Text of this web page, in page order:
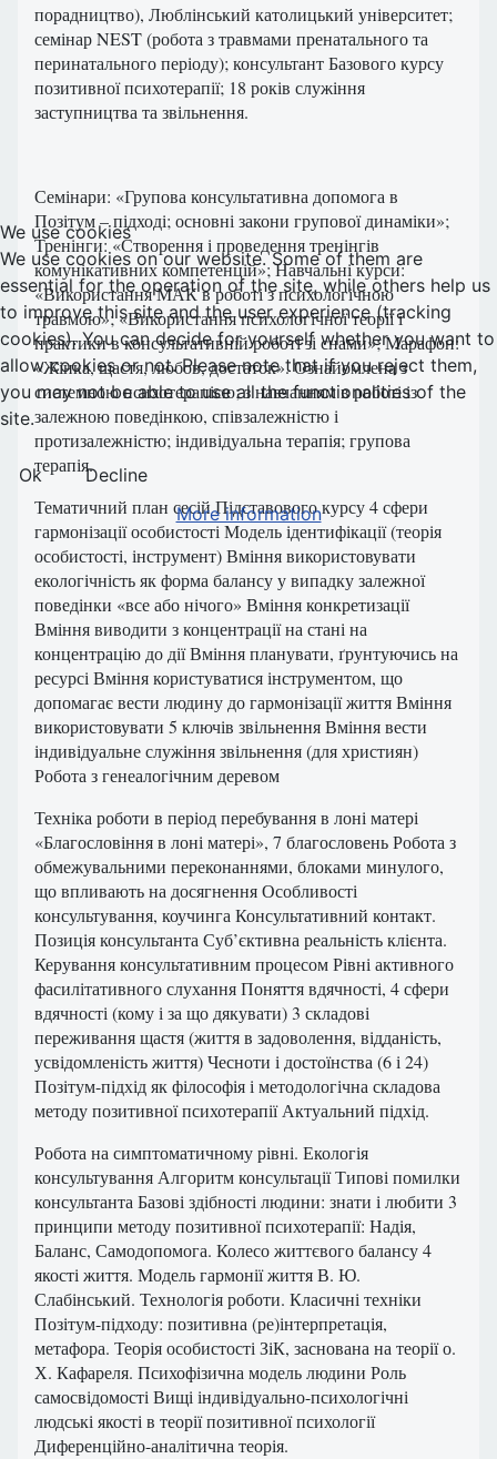
порадництво), Люблінський католицький університет;
семінар NEST (робота з травмами пренатального та
перинатального періоду); консультант Базового курсу
позитивної психотерапії; 18 років служіння
заступництва та звільнення.
Семінари: «Групова консультативна допомога в
Позітум – підході; основні закони групової динаміки»;
Тренінги: «Створення і проведення тренінгів
комунікативних компетенцій»; Навчальні курси:
«Використання МАК в роботі з психологічною
травмою»; «Використання психологічної теорії і
практики в консультативній роботі зі снами»; Марафон:
«Жінка, щастя, любов, достаток». Ознайомлена з
системною психотерапією; з навчанням в роботі із
залежною поведінкою, співзалежністю і
протизалежністю; індивідуальна терапія; групова
терапія.
Тематичний план сесій Підставового курсу 4 сфери
гармонізації особистості Модель ідентифікації (теорія
особистості, інструмент) Вміння використовувати
екологічність як форма балансу у випадку залежної
поведінки «все або нічого» Вміння конкретизації
Вміння виводити з концентрації на стані на
концентрацію до дії Вміння планувати, ґрунтуючись на
ресурсі Вміння користуватися інструментом, що
допомагає вести людину до гармонізації життя Вміння
використовувати 5 ключів звільнення Вміння вести
індивідуальне служіння звільнення (для християн)
Робота з генеалогічним деревом
Техніка роботи в період перебування в лоні матері
«Благословіння в лоні матері», 7 благословень Робота з
обмежувальними переконаннями, блоками минулого,
що впливають на досягнення Особливості
консультування, коучинга Консультативний контакт.
Позиція консультанта Суб’єктивна реальність клієнта.
Керування консультативним процесом Рівні активного
фасилітативного слухання Поняття вдячності, 4 сфери
вдячності (кому і за що дякувати) 3 складові
переживання щастя (життя в задоволення, відданість,
усвідомленість життя) Чесноти і достоїнства (6 і 24)
Позітум-підхід як філософія і методологічна складова
методу позитивної психотерапії Актуальний підхід.
Робота на симптоматичному рівні. Екологія
консультування Алгоритм консультації Типові помилки
консультанта Базові здібності людини: знати і любити 3
принципи методу позитивної психотерапії: Надія,
Баланс, Самодопомога. Колесо життєвого балансу 4
якості життя. Модель гармонії життя В. Ю.
Слабінський. Технологія роботи. Класичні техніки
Позітум-підходу: позитивна (ре)інтерпретація,
метафора. Теорія особистості ЗіК, заснована на теорії о.
Х. Кафареля. Психофізична модель людини Роль
самосвідомості Вищі індивідуально-психологічні
людські якості в теорії позитивної психології
Диференційно-аналітична теорія.
We use cookies
We use cookies on our website. Some of them are
essential for the operation of the site, while others help us
to improve this site and the user experience (tracking
cookies). You can decide for yourself whether you want to
allow cookies or not. Please note that if you reject them,
you may not be able to use all the functionalities of the
site.
Ok
Decline
More information